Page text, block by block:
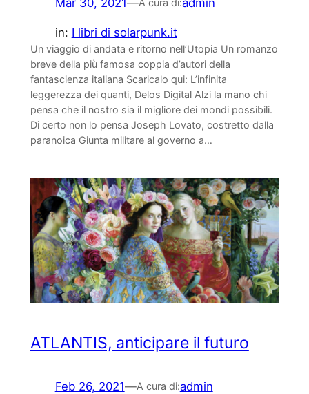
Mar 30, 2021—A cura di:admin
in: I libri di solarpunk.it
Un viaggio di andata e ritorno nell’Utopia Un romanzo
breve della più famosa coppia d’autori della
fantascienza italiana Scaricalo qui: L’infinita
leggerezza dei quanti, Delos Digital Alzi la mano chi
pensa che il nostro sia il migliore dei mondi possibili.
Di certo non lo pensa Joseph Lovato, costretto dalla
paranoica Giunta militare al governo a…
ATLANTIS, anticipare il futuro
Feb 26, 2021—A cura di:admin